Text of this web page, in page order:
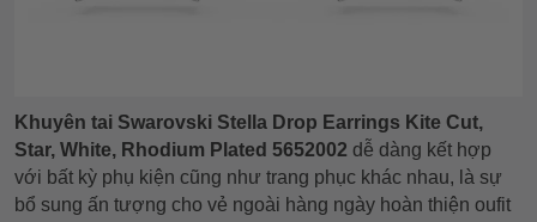
Khuyên tai Swarovski Stella Drop Earrings Kite Cut,
Star, White, Rhodium Plated 5652002 dễ dàng kết hợp
với bất kỳ phụ kiện cũng như trang phục khác nhau, là sự
bổ sung ấn tượng cho vẻ ngoài hàng ngày hoàn thiện oufit